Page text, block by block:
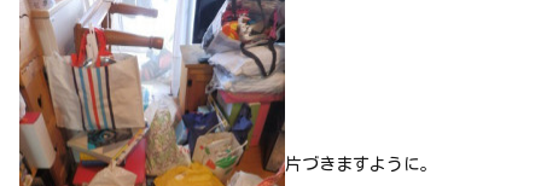
片づきますように。